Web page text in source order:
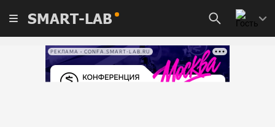
SMART-LAB
РЕКЛАМА • CONFA.SMART-LAB.RU